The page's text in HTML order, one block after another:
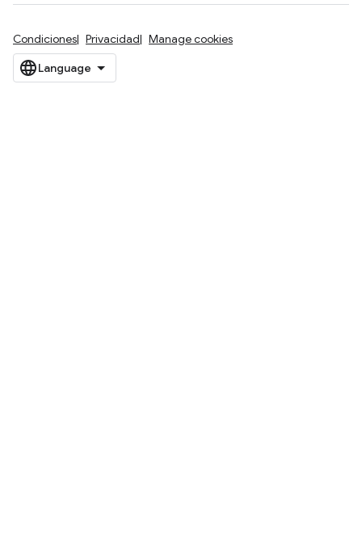
Condiciones Privacidad Manage cookies